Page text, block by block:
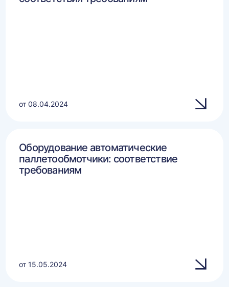
от 08.04.2024
Оборудование автоматические
паллетообмотчики: соответствие
требованиям
от 15.05.2024